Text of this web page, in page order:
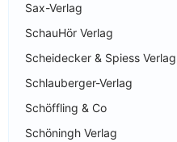
Sax-Verlag
SchauHör Verlag
Scheidecker & Spiess Verlag
Schlauberger-Verlag
Schöffling & Co
Schöningh Verlag